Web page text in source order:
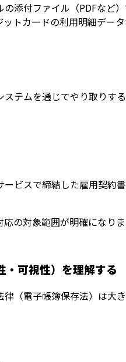
添付ファイル（PDFなど
トカードの利用明細デー
テムを通じてやり取りす
ビスで締結した雇用契約
の対象範囲が明確になり
・可視性）を理解する
（電子帳簿保存法）は大